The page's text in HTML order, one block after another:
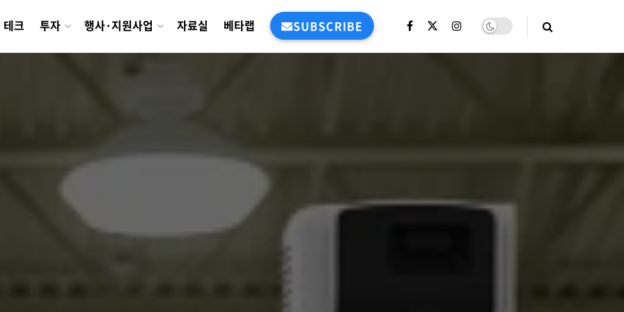
테크 투자 행사·지원사업 자료실 베타랩 SUBSCRIBE